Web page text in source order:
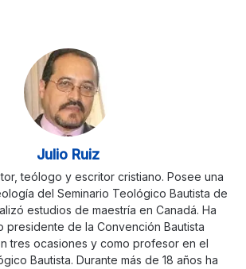
Julio Ruiz
teólogo y escritor cristiano. Posee una
del Seminario Teológico Bautista de
estudios de maestría en Canadá. Ha
presidente de la Convención Bautista
tres ocasiones y como profesor en el
Bautista. Durante más de 18 años ha